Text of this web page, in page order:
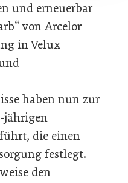
und erneuerbar
von Arcelor
in Velux
haben nun zur
jährigen
die einen
festlegt.
den